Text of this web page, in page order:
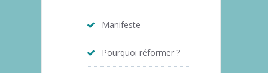
Manifeste
Pourquoi réformer ?